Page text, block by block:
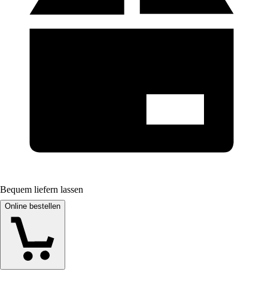
Bequem liefern lassen
Online bestellen